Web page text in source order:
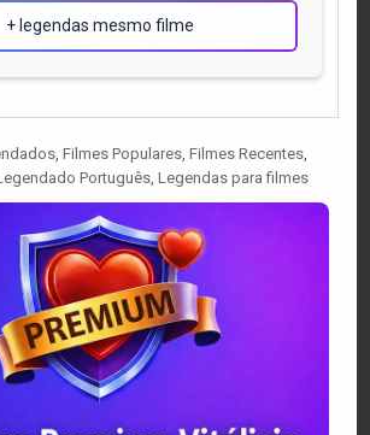
+ legendas mesmo filme
, Filmes Populares, Filmes Recentes,
Português, Legendas para filmes